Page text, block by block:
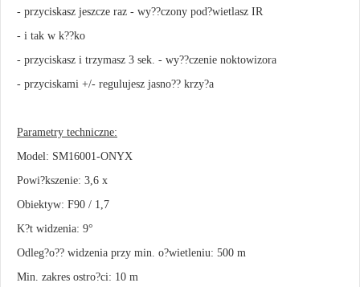
- przyciskasz jeszcze raz - wy??czony pod?wietlasz IR
- i tak w k??ko
- przyciskasz i trzymasz 3 sek. - wy??czenie noktowizora
- przyciskami +/- regulujesz jasno?? krzy?a
Parametry techniczne:
Model: SM16001-ONYX
Powi?kszenie: 3,6 x
Obiektyw: F90 / 1,7
K?t widzenia: 9°
Odleg?o?? widzenia przy min. o?wietleniu: 500 m
Min. zakres ostro?ci: 10 m